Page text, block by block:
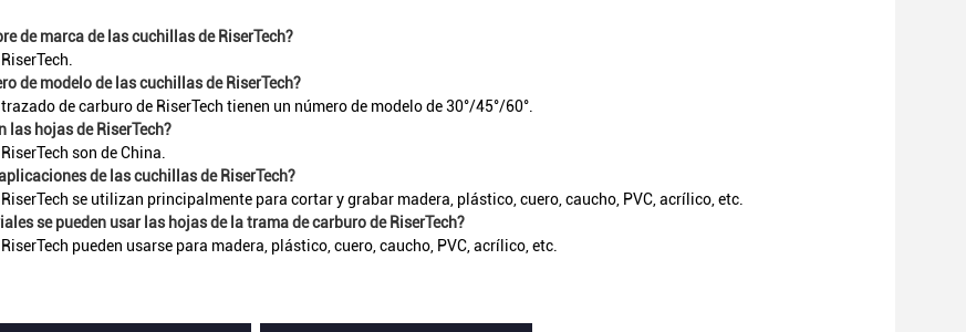
de marca de las cuchillas de RiserTech?
de modelo de las cuchillas de RiserTech?
de carburo de RiserTech tienen un número de modelo de 30°/45°/60°.
las hojas de RiserTech?
son de China.
de las cuchillas de RiserTech?
se utilizan principalmente para cortar y grabar madera, plástico, cuero, caucho, PVC, acrílico, etc.
se pueden usar las hojas de la trama de carburo de RiserTech?
pueden usarse para madera, plástico, cuero, caucho, PVC, acrílico, etc.